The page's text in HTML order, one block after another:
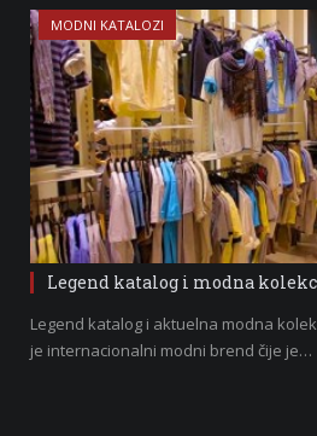
MODNI KATALOZI
Legend katalog i modna
Legend katalog i aktuelna modna
je internacionalni modni brend čije je…